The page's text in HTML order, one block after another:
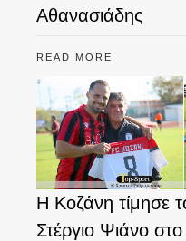
Αθανασιάδης
READ MORE
Η Κοζάνη τίμησε
Στέργιο Ψιάνο